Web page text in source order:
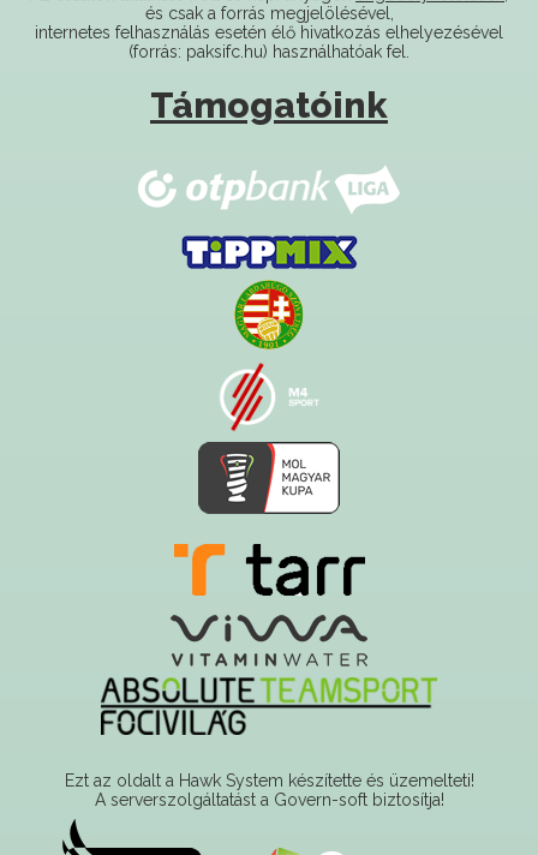
és csak a forrás megjelölésével,
internetes felhasználás esetén élő hivatkozás elhelyezésével
(forrás: paksifc.hu) használhatóak fel.
Támogatóink
Ezt az oldalt a Hawk System készítette és üzemelteti!
A serverszolgáltatást a Govern-soft biztosítja!